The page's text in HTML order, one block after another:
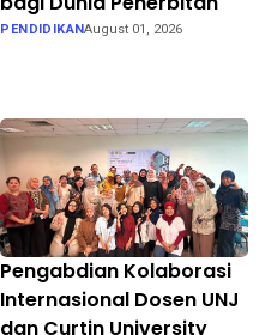
PENDIDIKANAugust 01, 2026
Pengabdian Kolaborasi
Internasional Dosen UNJ
dan Curtin University